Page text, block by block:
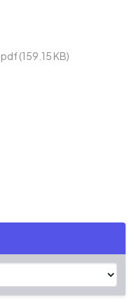
(159.15 KB)